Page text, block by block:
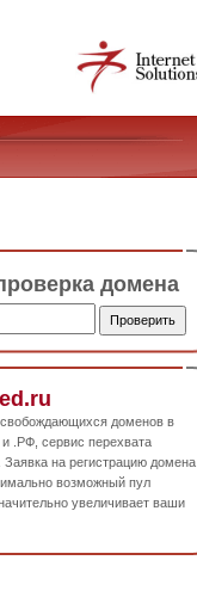
домена
доменов в
и .РФ, сервис перехвата
Заявка на регистрацию домена
возможный пул
увеличивает ваши